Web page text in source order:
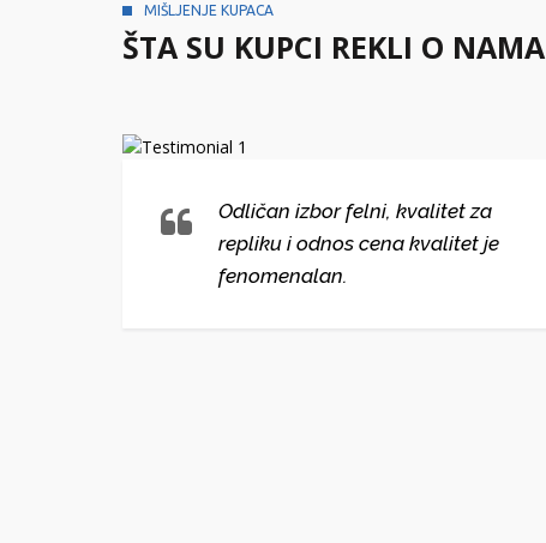
MIŠLJENJE KUPACA
ŠTA SU KUPCI REKLI O NAMA
Odličan izbor felni, kvalitet za
repliku i odnos cena kvalitet je
fenomenalan.